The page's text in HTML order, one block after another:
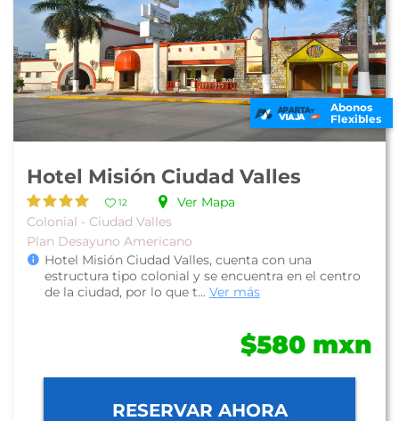
Abonos
Flexibles
Hotel Misión Ciudad Valles
12
Ver Mapa
Colonial - Ciudad Valles
Plan Desayuno Americano
Hotel Misión Ciudad Valles, cuenta con una
estructura tipo colonial y se encuentra en el centro
de la ciudad, por lo que t... Ver más
$580 mxn
RESERVAR AHORA